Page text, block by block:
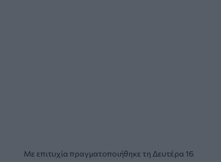
Με επιτυχία πραγματοποιήθηκε τη Δευτέρα 16